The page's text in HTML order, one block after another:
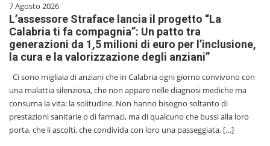
7 Agosto 2026
L’assessore Straface lancia il progetto “La
Calabria ti fa compagnia”: Un patto tra
generazioni da 1,5 milioni di euro per l’inclusione,
la cura e la valorizzazione degli anziani”
Ci sono migliaia di anziani che in Calabria ogni giorno convivono con
una malattia silenziosa, che non appare nelle diagnosi mediche ma
consuma la vita: la solitudine. Non hanno bisogno soltanto di
prestazioni sanitarie o di farmaci, ma di qualcuno che bussi alla loro
porta, che li ascolti, che condivida con loro una passeggiata, […]